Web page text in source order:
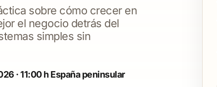
sobre cómo crecer en
el negocio detrás del
simples sin
· 11:00 h España peninsular